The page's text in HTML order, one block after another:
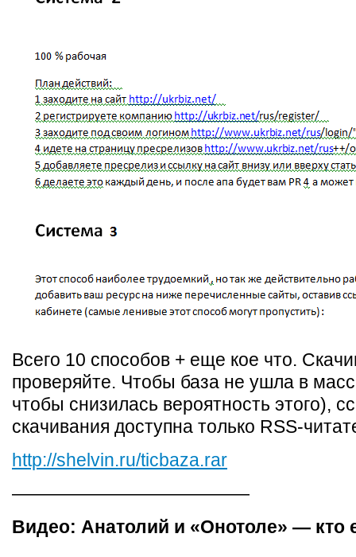
Всего 10 способов + еще кое что.
проверяйте. Чтобы база не ушла в
чтобы снизилась вероятность этого),
скачивания доступна только RSS-
http://shelvin.ru/ticbaza.rar
—————————————
Видео: Анатолий и «Онотоле» — кто